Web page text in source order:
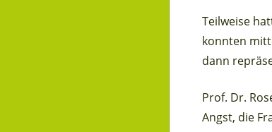
Teilweise
konnten
dann
Prof. Dr.
Angst, die